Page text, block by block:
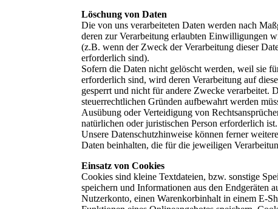
Löschung von Daten
Die von uns verarbeiteten Daten werden nach
deren zur Verarbeitung erlaubten Einwilligungen
(z.B. wenn der Zweck der Verarbeitung dieser
erforderlich sind).
Sofern die Daten nicht gelöscht werden, weil sie
erforderlich sind, wird deren Verarbeitung auf
gesperrt und nicht für andere Zwecke verarbeitet.
steuerrechtlichen Gründen aufbewahrt werden
Ausübung oder Verteidigung von
natürlichen oder juristischen Person erforderlich ist.
Unsere Datenschutzhinweise können ferner
Daten beinhalten, die für die jeweiligen
Einsatz von Cookies
Cookies sind kleine Textdateien, bzw. sonstige
speichern und Informationen aus den Endgeräten
Nutzerkonto, einen Warenkorbinhalt in einem E-